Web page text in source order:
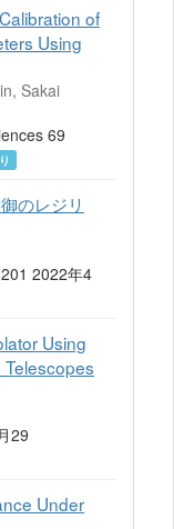
of
Using
Sakai
69
のレジリ
2022年4
Using
29
Under